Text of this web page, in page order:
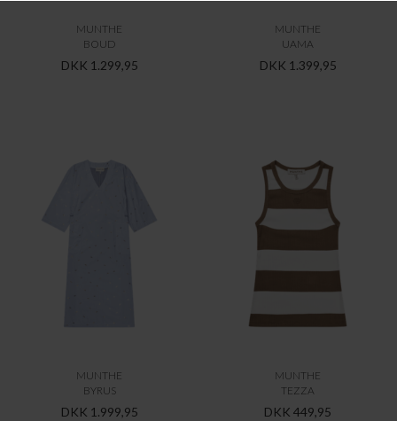
MUNTHE
BOUD
DKK 1.299,95
MUNTHE
UAMA
DKK 1.399,95
MUNTHE
BYRUS
DKK 1.999,95
MUNTHE
TEZZA
DKK 449,95